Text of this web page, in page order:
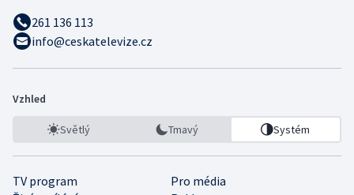
261 136 113
info@ceskatelevize.cz
Vzhled
Světlý Tmavý Systém
TV program
Pro média